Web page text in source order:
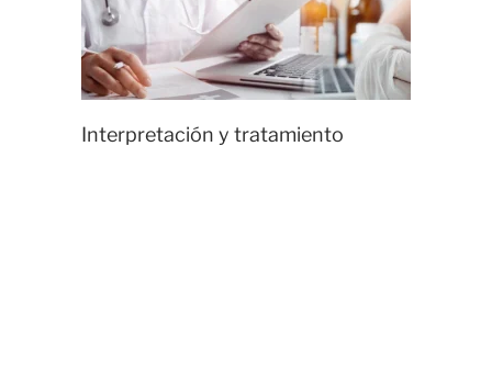
Interpretación y tratamiento